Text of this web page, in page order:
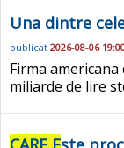
Una dintre
publicat 2026-08-06
Firma
miliarde de lire